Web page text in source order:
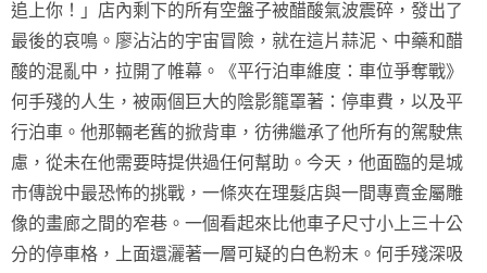
追上你！」店內剩下的所有空盤子被醋酸氣波震碎，發出了
最後的哀鳴。廖沾沾的宇宙冒險，就在這片蒜泥、中藥和醋
酸的混亂中，拉開了帷幕。《平行泊車維度：車位爭奪戰》
何手殘的人生，被兩個巨大的陰影籠罩著：停車費，以及平
行泊車。他那輛老舊的掀背車，彷彿繼承了他所有的駕駛焦
慮，從未在他需要時提供過任何幫助。今天，他面臨的是城
市傳說中最恐怖的挑戰，一條夾在理髮店與一間專賣金屬雕
像的畫廊之間的窄巷。一個看起來比他車子尺寸小上三十公
分的停車格，上面還灑著一層可疑的白色粉末。何手殘深吸